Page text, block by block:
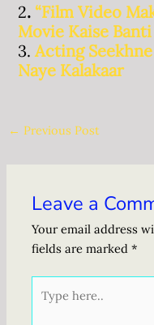
2. “Film Video
Movie Kaise Banti
3.Acting
Naye Kalakaar
← Previous Post
Leave a
Your email address
fields are marked*
here..